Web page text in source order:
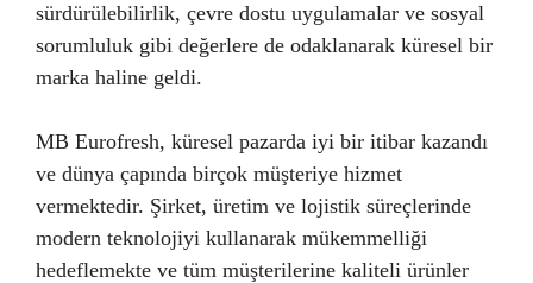
sürdürülebilirlik, çevre dostu uygulamalar ve sosyal
sorumluluk gibi değerlere de odaklanarak küresel bir
marka haline geldi.
MB Eurofresh, küresel pazarda iyi bir itibar kazandı
ve dünya çapında birçok müşteriye hizmet
vermektedir. Şirket, üretim ve lojistik süreçlerinde
modern teknolojiyi kullanarak mükemmelliği
hedeflemekte ve tüm müşterilerine kaliteli ürünler